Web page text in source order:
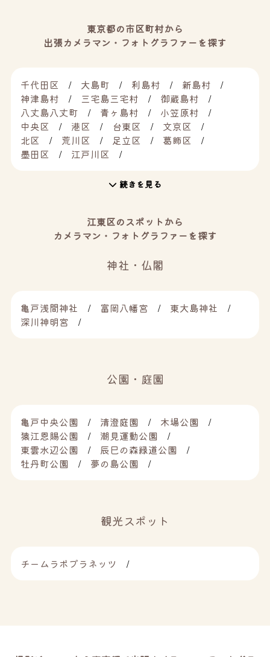
東京都の市区町村から
出張カメラマン・フォトグラファーを探す
千代田区 大島町 利島村
新島村
神津島村
三宅島三宅村
御蔵島村
八丈島八丈町
青ヶ島村
小笠原村
中央区
港区 台東区
文京区
北区
荒川区 足立区
葛飾区
墨田区
江戸川区
続きを見る
江東区のスポットから
カメラマン・フォトグラファーを探す
神社・仏閣
亀戸浅間神社 富岡八幡宮
東大島神社
深川神明宮
公園・庭園
亀戸中央公園 清澄庭園
木場公園
猿江恩賜公園
潮見運動公園
東雲水辺公園
辰巳の森緑道公園
牡丹町公園
夢の島公園
観光スポット
チームラボプラネッツ